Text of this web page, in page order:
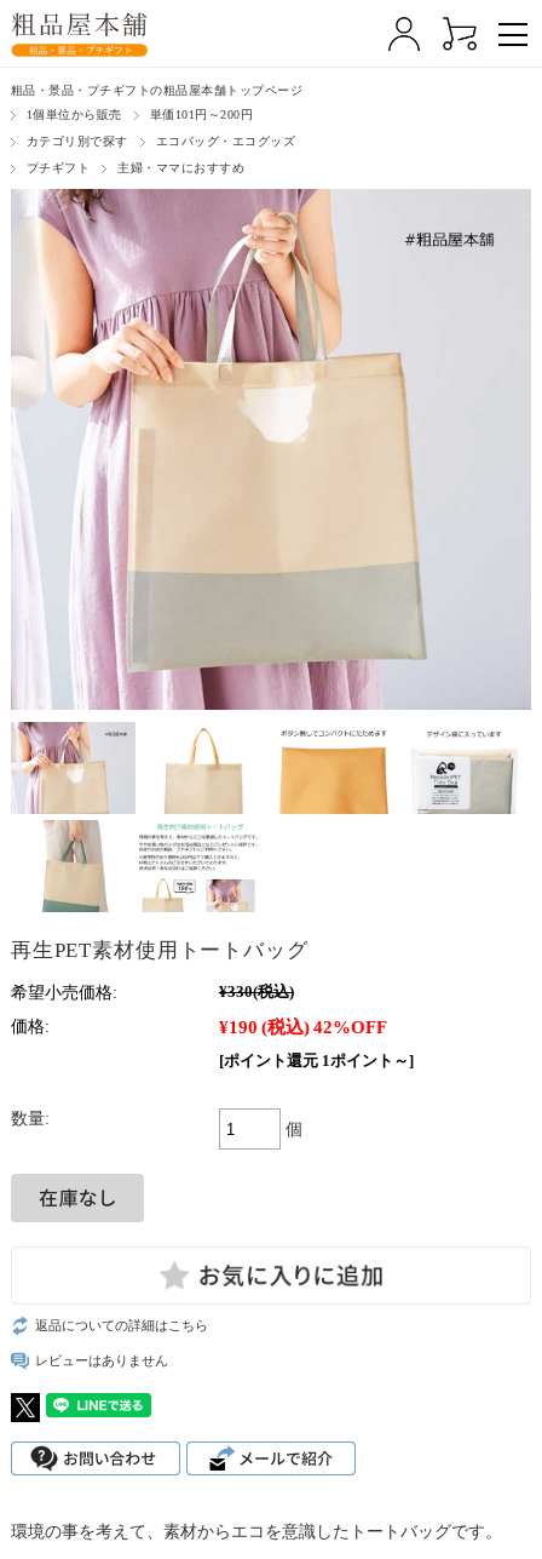
粗品・景品・プチギフトの粗品屋本舗トップページ
1個単位から販売
単価101円～200円
カテゴリ別で探す
エコバッグ・エコグッズ
プチギフト
主婦・ママにおすすめ
再生PET素材使用トートバッグ
希望小売価格: ¥330(税込)
価格: ¥190 (税込)42%OFF
[ポイント還元 1ポイント～]
数量:
個
返品についての詳細はこちら
レビューはありません
環境の事を考えて、素材からエコを意識したトートバッグです。